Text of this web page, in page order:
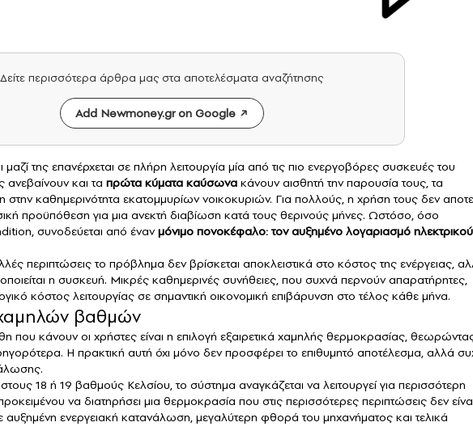
Δείτε περισσότερα άρθρα μας στα αποτελέσματα αναζήτησης
Add Newmoney.gr on Google
μαζί της επανέρχεται σε πλήρη λειτουργία μία από τις πιο ενεργοβόρες συσκευές του
και τα πρώτα κύματα καύσωνα κάνουν αισθητή την παρουσία τους, τα
στην καθημερινότητα εκατομμυρίων νοικοκυριών. Για πολλούς, η χρήση τους δεν
προϋπόθεση για μια ανεκτή διαβίωση κατά τους θερινούς μήνες. Ωστόσο, όσο
συνοδεύεται από ένανμόνιμο πονοκέφαλο: τον αυξημένο λογαριασμό ηλεκτρικού
περιπτώσεις το πρόβλημα δεν βρίσκεται αποκλειστικά στο κόστος της ενέργειας,
η συσκευή. Μικρές καθημερινές συνήθειες, που συχνά περνούν απαρατήρητες,
κόστος λειτουργίας σε σημαντική οικονομική επιβάρυνση στο τέλος κάθε μήνα.
βαθμών
που κάνουν οι χρήστες είναι η επιλογή εξαιρετικά χαμηλής θερμοκρασίας,
Η πρακτική αυτή όχι μόνο δεν προσφέρει το επιθυμητό αποτέλεσμα, αλλά
στους 18 ή 19 βαθμούς Κελσίου, το σύστημα αναγκάζεται να λειτουργεί για περισσότερη
να διατηρήσει μια θερμοκρασία που στις περισσότερες περιπτώσεις δεν
αυξημένη ενεργειακή κατανάλωση, μεγαλύτερη φθορά του μηχανήματος και τελικά